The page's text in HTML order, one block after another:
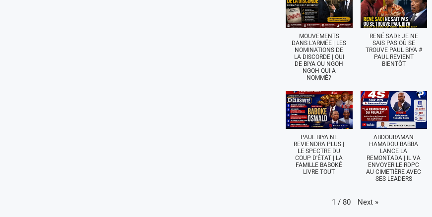
MOUVEMENTS
DANS L'ARMÉE | LES
NOMINATIONS DE
LA DISCORDE | QUI
DE BIYA OU NGOH
NGOH QUI A
NOMMÉ?
RENÉ SADI: JE NE
SAIS PAS OÙ SE
TROUVE PAUL BIYA #
PAUL REVIENT
BIENTÔT
PAUL BIYA NE
REVIENDRA PLUS |
LE SPECTRE DU
COUP D'ÉTAT | LA
FAMILLE BABOKÉ
LIVRE TOUT
ABDOURAMAN
HAMADOU BABBA
LANCE LA
REMONTADA | IL VA
ENVOYER LE RDPC
AU CIMETIÈRE AVEC
SES LEADERS
1 / 80 Next »